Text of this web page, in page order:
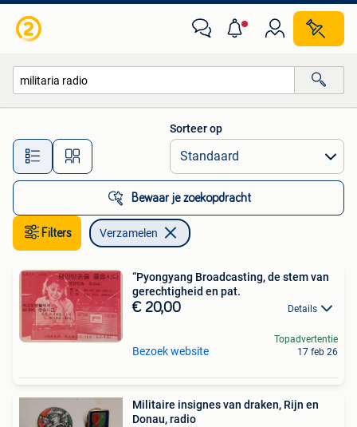
Alle afstanden…
Sorteer op
Bewaar je zoekopdracht
Filters Verzamelen
“Pyongyang Broadcasting, de stem van
gerechtigheid en pat.
€ 20,00 Details
Bezoek website
Topadvertentie
17 feb 26
Militaire insignes van draken, Rijn en
Donau, radio